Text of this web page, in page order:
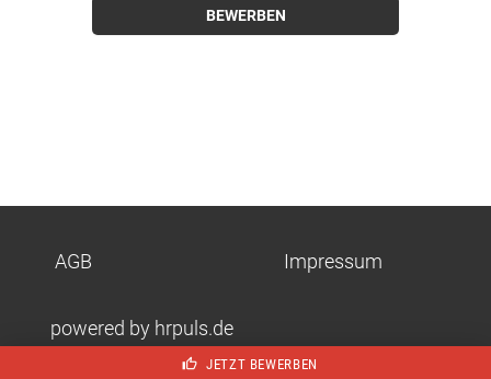
BEWERBEN
thumb_up JETZT BEWERBEN
AGB Impressum
powered by hrpuls.de